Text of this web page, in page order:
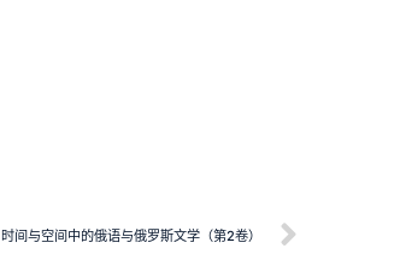
时间与空间中的俄语与俄罗斯文学（第2卷）